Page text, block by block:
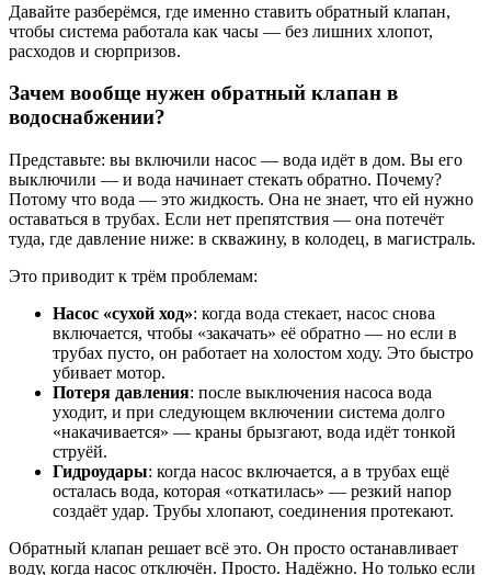
Давайте разберёмся, где именно ставить обратный клапан,
чтобы система работала как часы — без лишних хлопот,
расходов и сюрпризов.
Зачем вообще нужен обратный клапан в
водоснабжении?
Представьте: вы включили насос — вода идёт в дом. Вы его
выключили — и вода начинает стекать обратно. Почему?
Потому что вода — это жидкость. Она не знает, что ей нужно
оставаться в трубах. Если нет препятствия — она потечёт
туда, где давление ниже: в скважину, в колодец, в магистраль.
Это приводит к трём проблемам:
Насос «сухой ход»: когда вода стекает, насос снова
включается, чтобы «закачать» её обратно — но если в
трубах пусто, он работает на холостом ходу. Это быстро
убивает мотор.
Потеря давления: после выключения насоса вода
уходит, и при следующем включении система долго
«накачивается» — краны брызгают, вода идёт тонкой
струёй.
Гидроудары: когда насос включается, а в трубах ещё
осталась вода, которая «откатилась» — резкий напор
создаёт удар. Трубы хлопают, соединения протекают.
Обратный клапан решает всё это. Он просто останавливает
воду, когда насос отключён. Просто. Надёжно. Но только если